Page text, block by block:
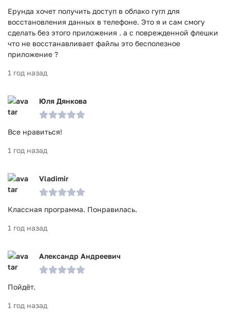
Ерунда хочет получить доступ в облако гугл для
восстановления данных в телефоне. Это я и сам смогу
сделать без этого приложения . а с поврежденной флешки
что не восстанавливает файлы это бесполезное
приложение ?
1 год назад
Юля Дянкова
Все нравиться!
1 год назад
Vladimir
Классная программа. Понравилась.
1 год назад
Александр Андреевич
Пойдёт.
1 год назад